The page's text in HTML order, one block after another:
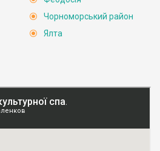
Чорноморський район
Ялта